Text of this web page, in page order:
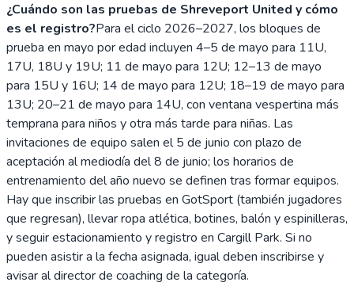
¿Cuándo son las pruebas de Shreveport United y cómo
es el registro?Para el ciclo 2026–2027, los bloques de
prueba en mayo por edad incluyen 4–5 de mayo para 11U,
17U, 18U y 19U; 11 de mayo para 12U; 12–13 de mayo
para 15U y 16U; 14 de mayo para 12U; 18–19 de mayo para
13U; 20–21 de mayo para 14U, con ventana vespertina más
temprana para niños y otra más tarde para niñas. Las
invitaciones de equipo salen el 5 de junio con plazo de
aceptación al mediodía del 8 de junio; los horarios de
entrenamiento del año nuevo se definen tras formar equipos.
Hay que inscribir las pruebas en GotSport (también jugadores
que regresan), llevar ropa atlética, botines, balón y espinilleras,
y seguir estacionamiento y registro en Cargill Park. Si no
pueden asistir a la fecha asignada, igual deben inscribirse y
avisar al director de coaching de la categoría.